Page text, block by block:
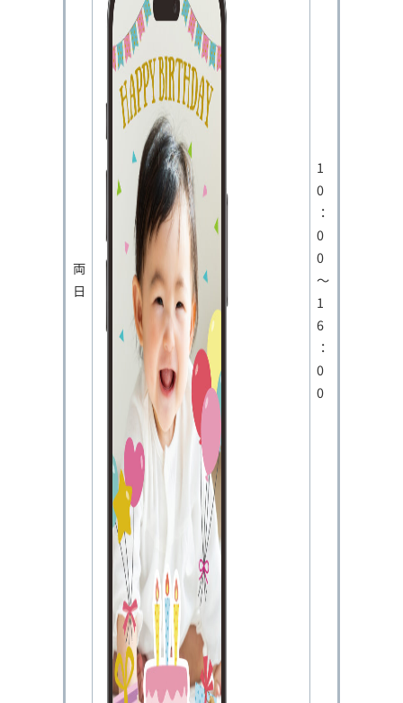
両
日
1
0
：
0
0
～
1
6
：
0
0